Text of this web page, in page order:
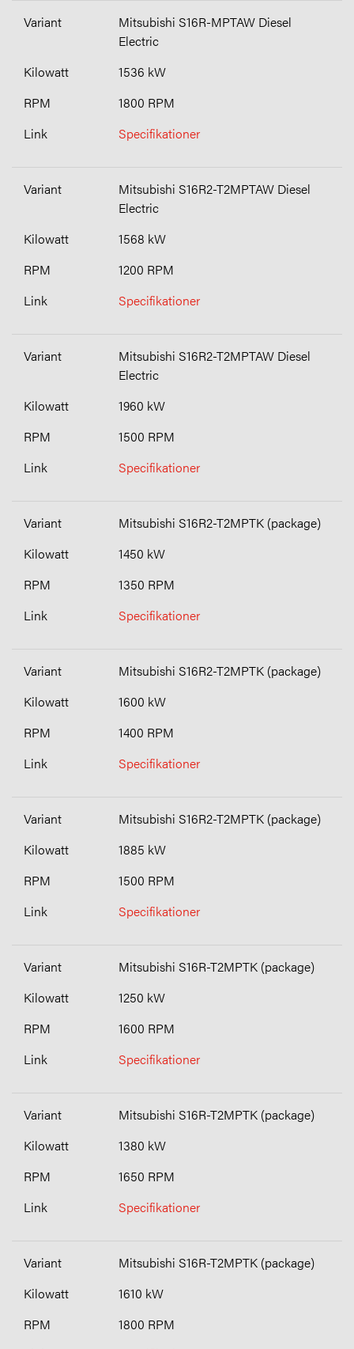
Mitsubishi S16R-MPTAW Diesel
Electric
1536 kW
1800 RPM
Specifikationer
Mitsubishi S16R2-T2MPTAW Diesel
Electric
1568 kW
1200 RPM
Specifikationer
Mitsubishi S16R2-T2MPTAW Diesel
Electric
1960 kW
1500 RPM
Specifikationer
Mitsubishi S16R2-T2MPTK (package)
1450 kW
1350 RPM
Specifikationer
Mitsubishi S16R2-T2MPTK (package)
1600 kW
1400 RPM
Specifikationer
Mitsubishi S16R2-T2MPTK (package)
1885 kW
1500 RPM
Specifikationer
Mitsubishi S16R-T2MPTK (package)
1250 kW
1600 RPM
Specifikationer
Mitsubishi S16R-T2MPTK (package)
1380 kW
1650 RPM
Specifikationer
Mitsubishi S16R-T2MPTK (package)
1610 kW
1800 RPM